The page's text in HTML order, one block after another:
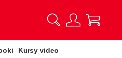
Kursy video